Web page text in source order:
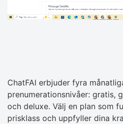
ChatFAI erbjuder fyra
prenumerationsnivåer: gratis,
och deluxe. Välj en plan som
prisklass och uppfyller dina